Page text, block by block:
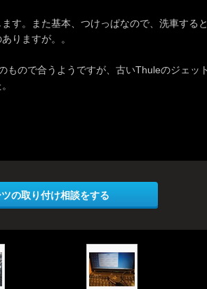
す。また基本、つけっぱなので、洗車する
りますが。。
もので合うようですが、古いThuleのジェッ
の取り付け相談をする